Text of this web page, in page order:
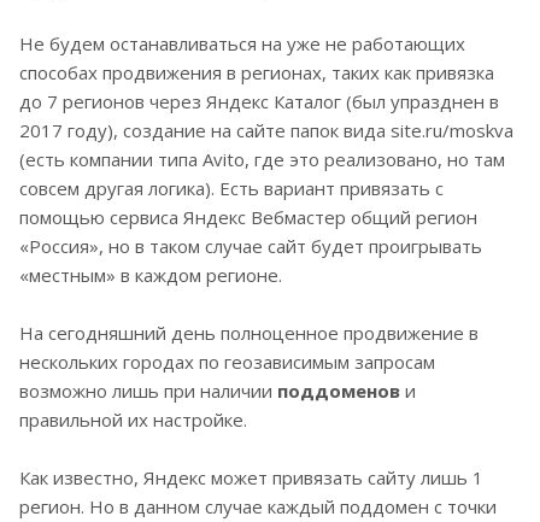
Не будем останавливаться на уже не работающих
способах продвижения в регионах, таких как привязка
до 7 регионов через Яндекс Каталог (был упразднен в
2017 году), создание на сайте папок вида site.ru/moskva
(есть компании типа Avito, где это реализовано, но там
совсем другая логика). Есть вариант привязать с
помощью сервиса Яндекс Вебмастер общий регион
«Россия», но в таком случае сайт будет проигрывать
«местным» в каждом регионе.
На сегодняшний день полноценное продвижение в
нескольких городах по геозависимым запросам
возможно лишь при наличии поддоменов и
правильной их настройке.
Как известно, Яндекс может привязать сайту лишь 1
регион. Но в данном случае каждый поддомен с точки